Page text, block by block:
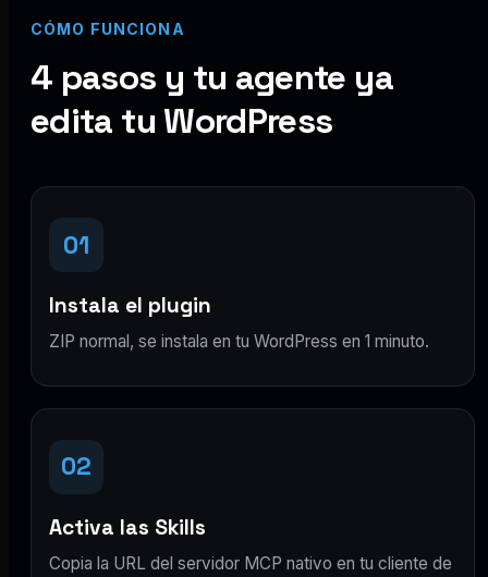
CÓMO FUNCIONA
4 pasos y tu agente ya
edita tu WordPress
01
Instala el plugin
ZIP normal, se instala en tu WordPress en 1 minuto.
02
Activa las Skills
Copia la URL del servidor MCP nativo en tu cliente de